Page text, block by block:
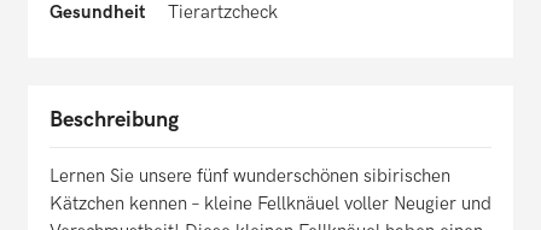
Gesundheit
Tierartzcheck
Beschreibung
Lernen Sie unsere fünf wunderschönen sibirischen
Kätzchen kennen – kleine Fellknäuel voller Neugier und